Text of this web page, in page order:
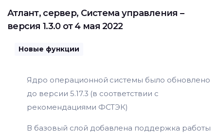
Атлант, сервер, Система управления –
версия 1.3.0 от 4 мая 2022
Новые функции
Ядро операционной системы было обновлено
до версии 5.17.3 (в соответствии с
рекомендациями ФСТЭК)
В базовый слой добавлена поддержка работы